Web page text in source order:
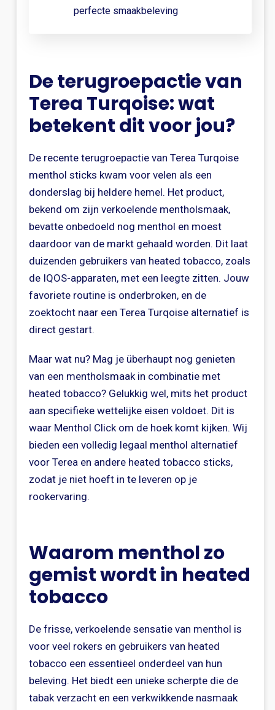
perfecte smaakbeleving
De terugroepactie van
Terea Turqoise: wat
betekent dit voor jou?
De recente terugroepactie van Terea Turqoise
menthol sticks kwam voor velen als een
donderslag bij heldere hemel. Het product,
bekend om zijn verkoelende mentholsmaak,
bevatte onbedoeld nog menthol en moest
daardoor van de markt gehaald worden. Dit laat
duizenden gebruikers van heated tobacco, zoals
de IQOS-apparaten, met een leegte zitten. Jouw
favoriete routine is onderbroken, en de
zoektocht naar een Terea Turqoise alternatief is
direct gestart.
Maar wat nu? Mag je überhaupt nog genieten
van een mentholsmaak in combinatie met
heated tobacco? Gelukkig wel, mits het product
aan specifieke wettelijke eisen voldoet. Dit is
waar Menthol Click om de hoek komt kijken. Wij
bieden een volledig legaal menthol alternatief
voor Terea en andere heated tobacco sticks,
zodat je niet hoeft in te leveren op je
rookervaring.
Waarom menthol zo
gemist wordt in heated
tobacco
De frisse, verkoelende sensatie van menthol is
voor veel rokers en gebruikers van heated
tobacco een essentieel onderdeel van hun
beleving. Het biedt een unieke scherpte die de
tabak verzacht en een verkwikkende nasmaak